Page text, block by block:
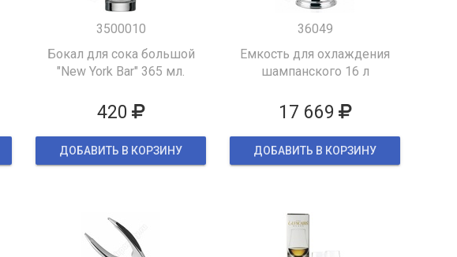
3500010
Бокал для сока большой
"New York Bar" 365 мл.
420
ДОБАВИТЬ В КОРЗИНУ
36049
Емкость для охлаждения
шампанского 16 л
17 669
ДОБАВИТЬ В КОРЗИНУ